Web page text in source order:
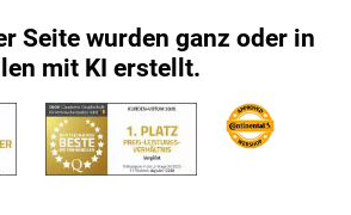
Seite wurden ganz oder in
mit KI erstellt.